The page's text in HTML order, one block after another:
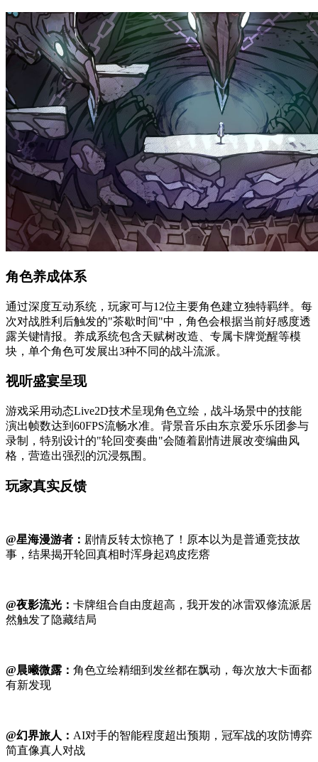
角色养成体系
通过深度互动系统，玩家可与12位主要角色建立独特羁绊。每
次对战胜利后触发的"茶歇时间"中，角色会根据当前好感度透
露关键情报。养成系统包含天赋树改造、专属卡牌觉醒等模
块，单个角色可发展出3种不同的战斗流派。
视听盛宴呈现
游戏采用动态Live2D技术呈现角色立绘，战斗场景中的技能
演出帧数达到60FPS流畅水准。背景音乐由东京爱乐乐团参与
录制，特别设计的"轮回变奏曲"会随着剧情进展改变编曲风
格，营造出强烈的沉浸氛围。
玩家真实反馈
@星海漫游者： 剧情反转太惊艳了！原本以为是普通竞技故
事，结果揭开轮回真相时浑身起鸡皮疙瘩
@夜影流光： 卡牌组合自由度超高，我开发的冰雷双修流派居
然触发了隐藏结局
@晨曦微露： 角色立绘精细到发丝都在飘动，每次放大卡面都
有新发现
@幻界旅人： AI对手的智能程度超出预期，冠军战的攻防博弈
简直像真人对战